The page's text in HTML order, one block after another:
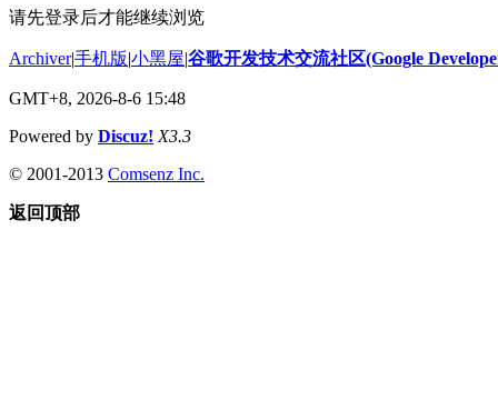
请先登录后才能继续浏览
Archiver|手机版|小黑屋|谷歌开发技术交流社区(Google
GMT+8, 2026-8-6 15:48
Powered by Discuz! X3.3
© 2001-2013 Comsenz Inc.
返回顶部